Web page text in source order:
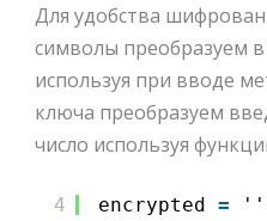
Для удобства
символы преобразуем
используя при вводе
ключа преобразуем
число используя
4 encrypted = ''